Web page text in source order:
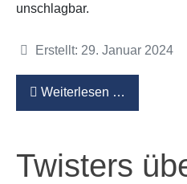
unschlagbar.
Details
Erstellt: 29. Januar 2024
Weiterlesen …
Twisters